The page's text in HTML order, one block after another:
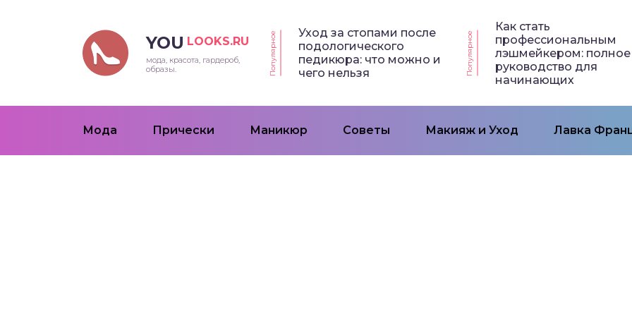
YOU LOOKS.RU
мода, красота, гардероб,
образы.
Популярное
Уход за стопами после
подологического
педикюра: что можно и
чего нельзя
Популярное
Как стать
профессиональным
лэшмейкером: полное
руководство для
начинающих
Мода Прически Маникюр Советы Макияж и Уход Лавка